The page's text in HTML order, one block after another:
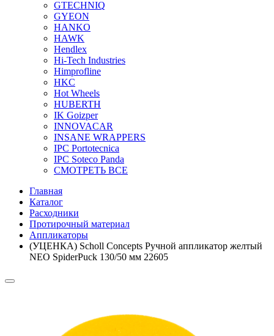
GTECHNIQ
GYEON
HANKO
HAWK
Hendlex
Hi-Tech Industries
Himprofline
HKC
Hot Wheels
HUBERTH
IK Goizper
INNOVACAR
INSANE WRAPPERS
IPC Portotecnica
IPC Soteco Panda
СМОТРЕТЬ ВСЕ
Главная
Каталог
Расходники
Протирочный материал
Аппликаторы
(УЦЕНКА) Scholl Concepts Ручной аппликатор желтый
NEO SpiderPuck 130/50 мм 22605